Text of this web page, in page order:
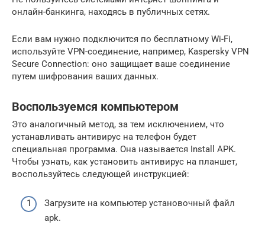
онлайн-банкинга, находясь в публичных сетях.
Если вам нужно подключится по бесплатному Wi-Fi,
используйте VPN-соединение, например, Kaspersky VPN
Secure Connection: оно защищает ваше соединение
путем шифрования ваших данных.
Воспользуемся компьютером
Это аналогичный метод, за тем исключением, что
устанавливать антивирус на телефон будет
специальная программа. Она называется Install APK.
Чтобы узнать, как установить антивирус на планшет,
воспользуйтесь следующей инструкцией:
Загрузите на компьютер установочный файл
apk.